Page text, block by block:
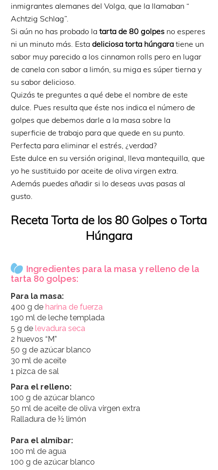
inmigrantes alemanes del Volga, que la llamaban “
Achtzig Schlag”.
Si aún no has probado la tarta de 80 golpes no esperes
ni un minuto más. Estadeliciosa torta húngara tiene un
sabor muy parecido a los cinnamon rolls pero en lugar
de canela con sabor a limón, su miga es súper tierna y
su sabor delicioso.
Quizás te preguntes a qué debe el nombre de este
dulce. Pues resulta que éste nos indica el número de
golpes que debemos darle a la masa sobre la
superficie de trabajo para que quede en su punto.
Perfecta para eliminar el estrés, ¿verdad?
Este dulce en su versión original, lleva mantequilla, que
yo he sustituido por aceite de oliva virgen extra.
Además puedes añadir si lo deseas uvas pasas al
gusto.
Receta Torta de los 80 Golpes o Torta
Húngara
Ingredientes para la masa y relleno de la
tarta 80 golpes:
Para la masa:
400 g de harina de fuerza
190 ml de leche templada
5 g de levadura seca
2 huevos “M”
50 g de azúcar blanco
30 ml de aceite
1 pizca de sal
Para el relleno:
100 g de azúcar blanco
50 ml de aceite de oliva virgen extra
Ralladura de ½ limón
Para el almíbar:
100 ml de agua
100 g de azúcar blanco